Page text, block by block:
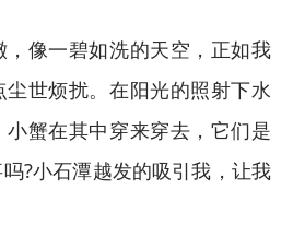
像一碧如洗的天空，正如我
世烦扰。在阳光的照射下水
蟹在其中穿来穿去，它们是
?小石潭越发的吸引我，让我